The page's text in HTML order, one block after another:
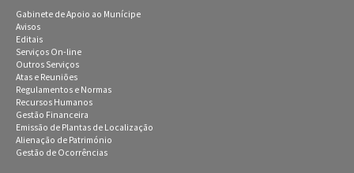
Gabinete de Apoio ao Munícipe
Avisos
Editais
Serviços On-line
Outros Serviços
Atas e Reuniões
Regulamentos e Normas
Recursos Humanos
Gestão Financeira
Emissão de Plantas de Localização
Alienação de Património
Gestão de Ocorrências